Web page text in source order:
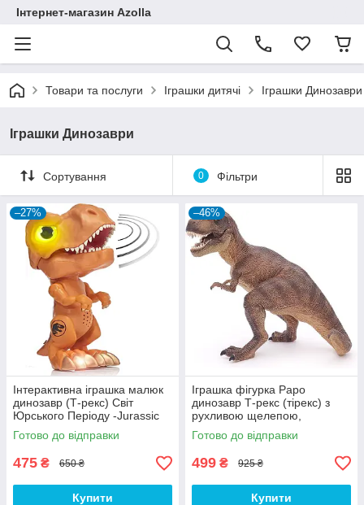
Інтернет-магазин Azolla
Товари та послуги Іграшки дитячі Іграшки Динозаври
Іграшки Динозаври
Сортування 0 Фільтри
–27%
Інтерактивна іграшка малюк
динозавр (Т-рекс) Світ
Юрського Періоду -Jurassic
World, T-rex
Готово до відправки
475 ₴ 650 ₴
Купити
–46%
Іграшка фігурка Papo
динозавр Т-рекс (тірекс) з
рухливою щелепою,
Тиранозавр - T-Rex, 13 см
Готово до відправки
499 ₴ 925 ₴
Купити